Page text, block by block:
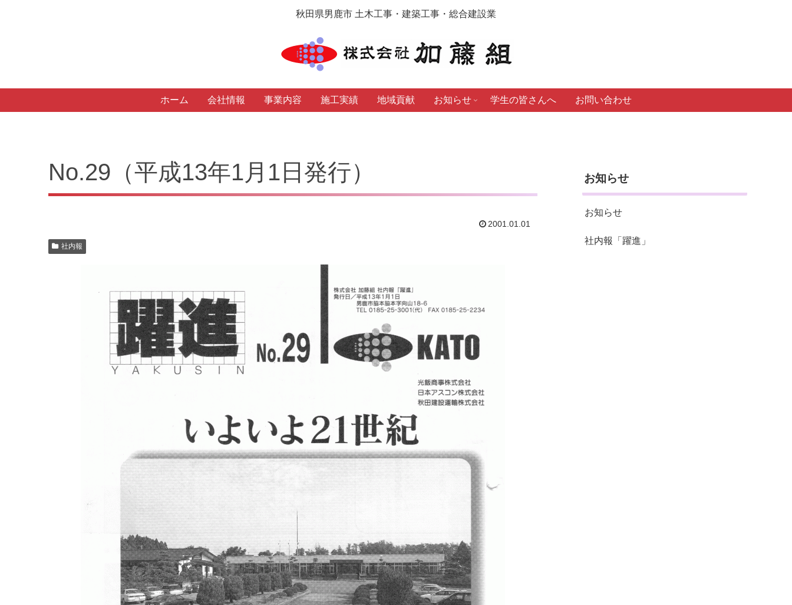
秋田県男鹿市 土木工事・建築工事・総合建設業
ホーム 会社情報 事業内容 施工実績 地域貢献 お知らせ 学生の皆さんへ お問い合わせ
No.29（平成13年1月1日発行）
2001.01.01
社内報
お知らせ
お知らせ
社内報「躍進」